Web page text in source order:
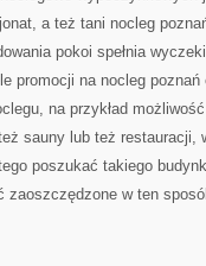
a też tani nocleg
pokoi spełnia
promocji na nocleg
na przykład
sauny lub też restauracji,
poszukać takiego
zaoszczędzone w ten